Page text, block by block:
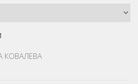
КОВАЛЕВА